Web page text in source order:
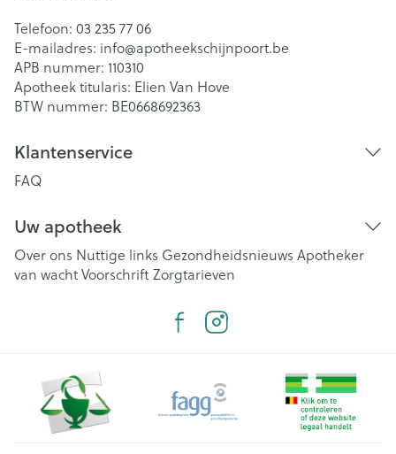
Telefoon: 03 235 77 06
E-mailadres: info@apotheekschijnpoort.be
APB nummer: 110310
Apotheek titularis: Elien Van Hove
BTW nummer: BE0668692363
Klantenservice
FAQ
Uw apotheek
Over ons Nuttige links Gezondheidsnieuws Apotheker
van wachtVoorschriftZorgtarieven